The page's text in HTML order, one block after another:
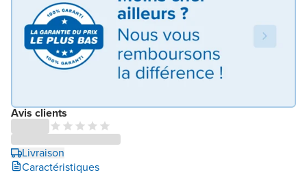
Avis clients
Livraison
Caractéristiques